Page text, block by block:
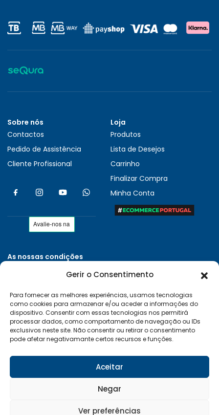
Gerir o Consentimento
Para fornecer as melhores experiências, usamos tecnologias
como cookies para armazenar e/ou aceder a informações do
dispositivo. Consentir com essas tecnologias nos permitirá
processar dados, como comportamento de navegação ou IDs
exclusivos neste site. Não consentir ou retirar o consentimento
pode afetar negativamante certos recursos e funções.
Aceitar
Negar
Ver preferências
Sobre nós
Contactos
Pedido de Assistência
Cliente Profissional
Loja
Produtos
Lista de Desejos
Carrinho
Finalizar Compra
Minha Conta
As nossas condições
Políticas de Privacidade
Entregas e Devoluções
Livro de Reclamações
RAL e RLL
Klarna FAQ
Sequra
Desenvolvido por:Vítor Carneiro